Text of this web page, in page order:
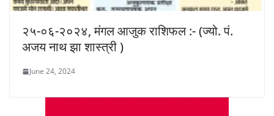
२५-०६-२०२४, मंगल आजुक राशिफल :- (ज्यो. पं.
अजय नाथ झा शास्त्री )
June 24, 2024